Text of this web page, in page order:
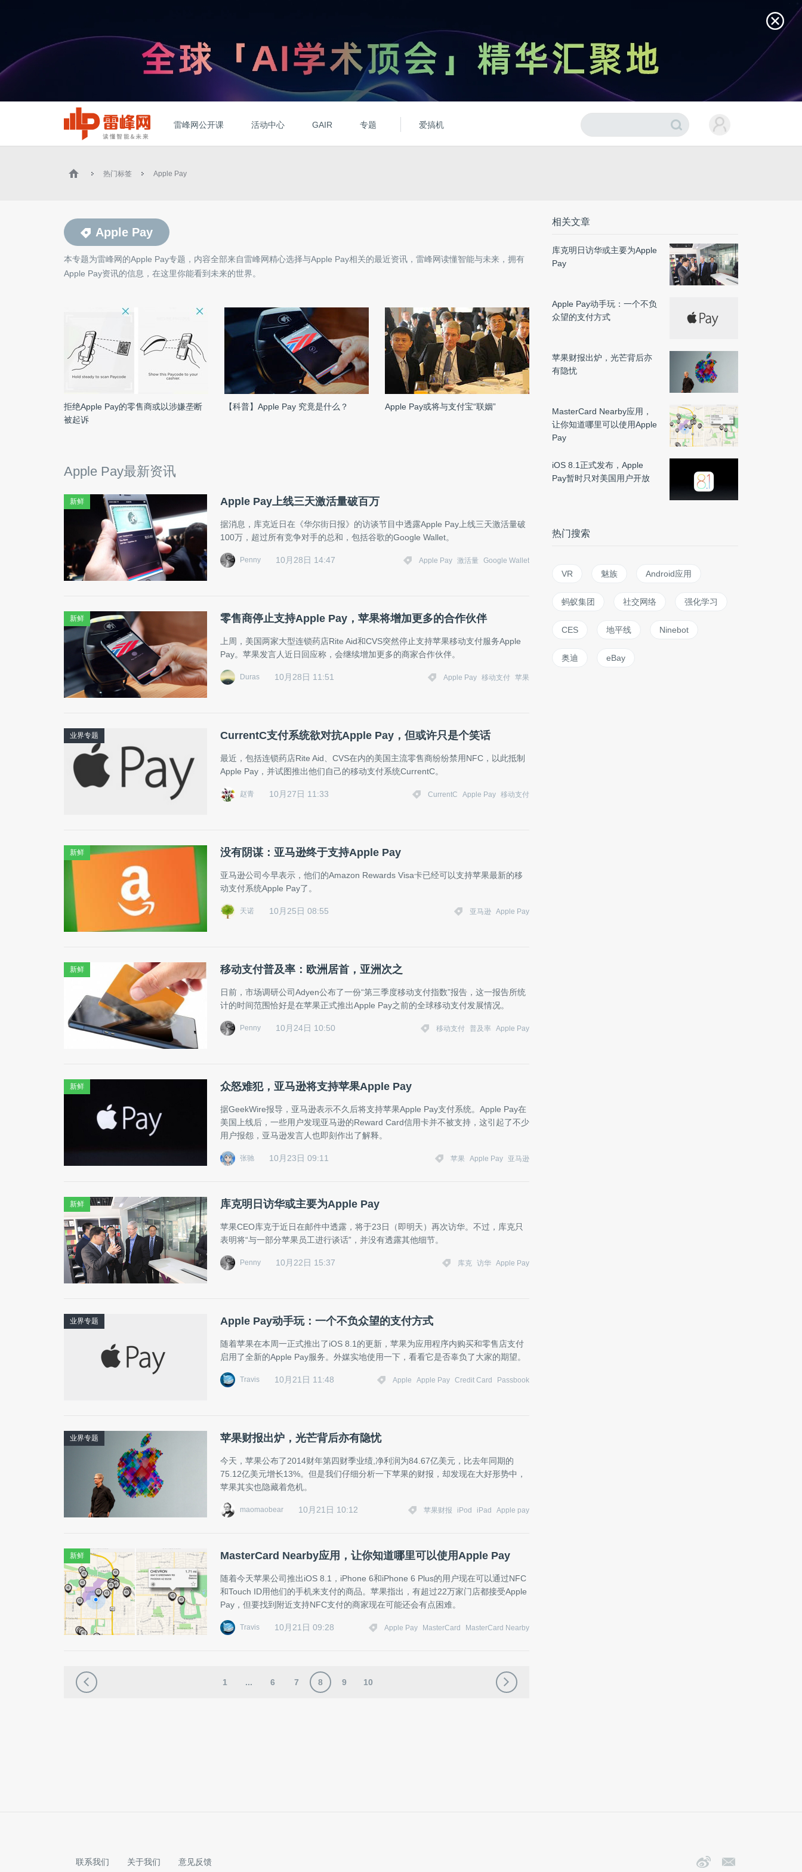
雷峰网公开课 活动中心 GAIR 专题 爱搞机
热门标签 Apple Pay
Apple Pay
本专题为雷峰网的Apple Pay专题，内容全部来自雷峰网精心选择与Apple Pay相关的最近资讯，雷峰网读懂智能与未来，拥有
Apple Pay资讯的信息，在这里你能看到未来的世界。
拒绝Apple Pay的零售商或以涉嫌垄断
被起诉
【科普】Apple Pay 究竟是什么？ Apple Pay或将与支付宝“联姻”
Apple Pay最新资讯
新鲜 Apple Pay上线三天激活量破百万
据消息，库克近日在《华尔街日报》的访谈节目中透露Apple Pay上线三天激活量破
100万，超过所有竞争对手的总和，包括谷歌的Google Wallet。
Penny 10月28日 14:47 Apple Pay 激活量 Google Wallet
新鲜 零售商停止支持Apple Pay，苹果将增加更多的合作伙伴
上周，美国两家大型连锁药店Rite Aid和CVS突然停止支持苹果移动支付服务Apple
Pay。苹果发言人近日回应称，会继续增加更多的商家合作伙伴。
Duras 10月28日 11:51 Apple Pay 移动支付 苹果
业界专题 CurrentC支付系统欲对抗Apple Pay，但或许只是个笑话
最近，包括连锁药店Rite Aid、CVS在内的美国主流零售商纷纷禁用NFC，以此抵制
Apple Pay，并试图推出他们自己的移动支付系统CurrentC。
赵青 10月27日 11:33 CurrentC Apple Pay 移动支付
新鲜 没有阴谋：亚马逊终于支持Apple Pay
亚马逊公司今早表示，他们的Amazon Rewards Visa卡已经可以支持苹果最新的移
动支付系统Apple Pay了。
天诺 10月25日 08:55 亚马逊 Apple Pay
新鲜 移动支付普及率：欧洲居首，亚洲次之
日前，市场调研公司Adyen公布了一份“第三季度移动支付指数”报告，这一报告所统
计的时间范围恰好是在苹果正式推出Apple Pay之前的全球移动支付发展情况。
Penny 10月24日 10:50 移动支付 普及率 Apple Pay
新鲜 众怒难犯，亚马逊将支持苹果Apple Pay
据GeekWire报导，亚马逊表示不久后将支持苹果Apple Pay支付系统。Apple Pay在
美国上线后，一些用户发现亚马逊的Reward Card信用卡并不被支持，这引起了不少
用户报怨，亚马逊发言人也即刻作出了解释。
张驰 10月23日 09:11 苹果 Apple Pay 亚马逊
新鲜 库克明日访华或主要为Apple Pay
苹果CEO库克于近日在邮件中透露，将于23日（即明天）再次访华。不过，库克只
表明将“与一部分苹果员工进行谈话”，并没有透露其他细节。
Penny 10月22日 15:37 库克 访华 Apple Pay
业界专题 Apple Pay动手玩：一个不负众望的支付方式
随着苹果在本周一正式推出了iOS 8.1的更新，苹果为应用程序内购买和零售店支付
启用了全新的Apple Pay服务。外媒实地使用一下，看看它是否辜负了大家的期望。
Travis 10月21日 11:48 Apple Apple Pay Credit Card Passbook
业界专题 苹果财报出炉，光芒背后亦有隐忧
今天，苹果公布了2014财年第四财季业绩,净利润为84.67亿美元，比去年同期的
75.12亿美元增长13%。但是我们仔细分析一下苹果的财报，却发现在大好形势中，
苹果其实也隐藏着危机。
maomaobear 10月21日 10:12 苹果财报 iPod iPad Apple pay
新鲜 MasterCard Nearby应用，让你知道哪里可以使用Apple Pay
随着今天苹果公司推出iOS 8.1，iPhone 6和iPhone 6 Plus的用户现在可以通过NFC
和Touch ID用他们的手机来支付的商品。苹果指出，有超过22万家门店都接受Apple
Pay，但要找到附近支持NFC支付的商家现在可能还会有点困难。
Travis 10月21日 09:28 Apple Pay MasterCard MasterCard Nearby
1 ... 6 7 8 9 10
相关文章
库克明日访华或主要为Apple
Pay
Apple Pay动手玩：一个不负
众望的支付方式
苹果财报出炉，光芒背后亦
有隐忧
MasterCard Nearby应用，
让你知道哪里可以使用Apple
Pay
iOS 8.1正式发布，Apple
Pay暂时只对美国用户开放
热门搜索
VR 魅族 Android应用
蚂蚁集团 社交网络 强化学习
CES 地平线 Ninebot
奥迪 eBay
联系我们 关于我们 意见反馈